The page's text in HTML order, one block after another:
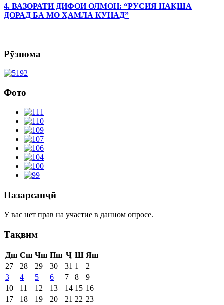
4. ВАЗОРАТИ ДИФОИ ОЛМОН: “РУСИЯ НАҚША
ДОРАД БА МО ҲАМЛА КУНАД”
Рӯзнома
Фото
Назарсанҷӣ
У вас нет прав на участие в данном опросе.
Тақвим
Дш Сш Чш Пш Ҷ Ш Яш
27
28 29 30 31 1
2
3
4 5 6 7 8
9
10
11 12 13 14 15 16
17
18 19 20 21 22 23